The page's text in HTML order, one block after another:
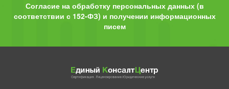
Согласие на обработку персональных данных (в
соответствии с 152-ФЗ) и получении информационных
писем